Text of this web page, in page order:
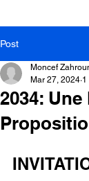
Post
2034:
Moncef
Mar 27, 2024 1